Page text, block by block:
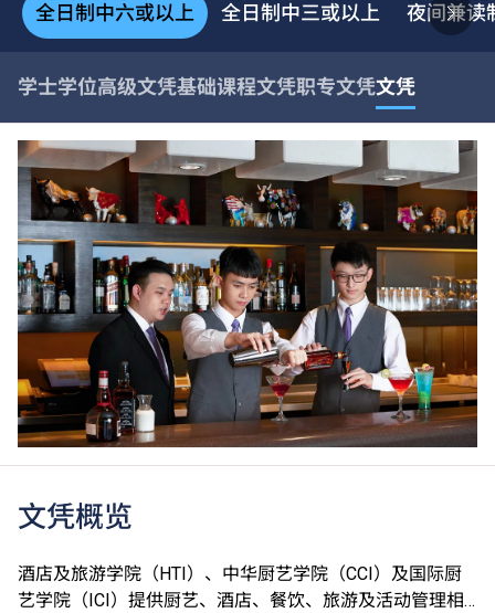
全日制中六或以上 全日制中三或以上 夜间兼读
学士学位高级文凭基础课程文凭职专文凭文凭
文凭概览
酒店及旅游学院（HTI）、中华厨艺学院（CCI）及国际厨
艺学院（ICI）提供厨艺、酒店、餐饮、旅游及活动管理相